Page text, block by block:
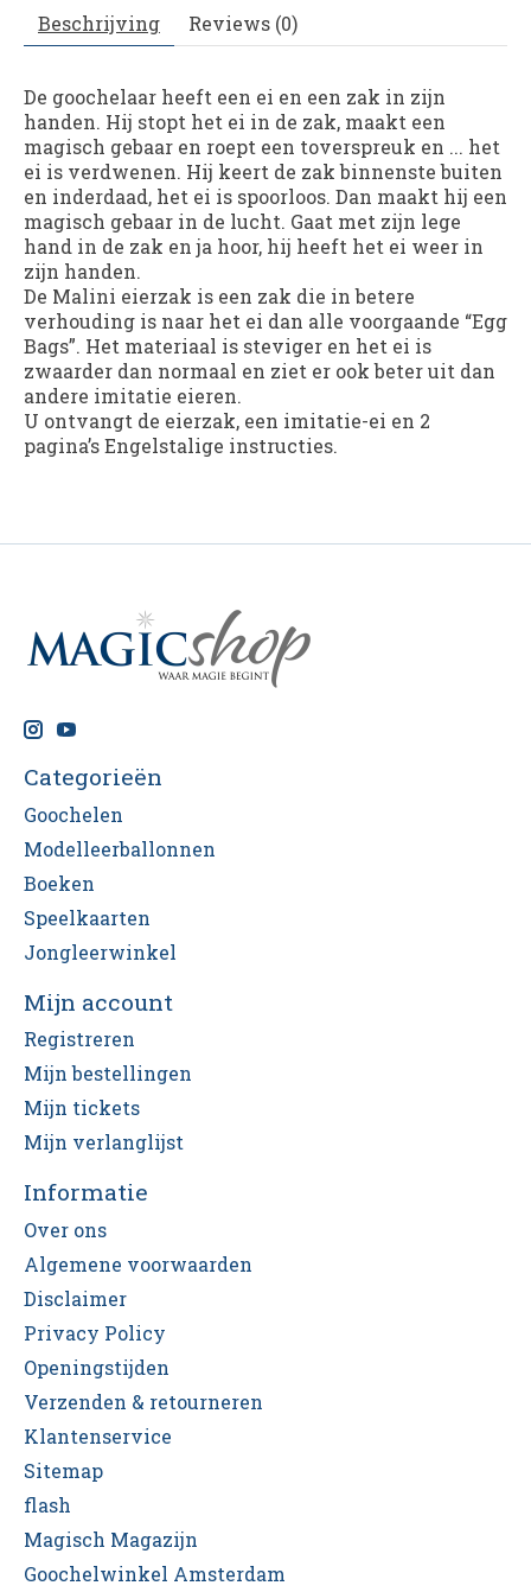
Beschrijving Reviews (0)
De goochelaar heeft een ei en een zak in zijn
handen. Hij stopt het ei in de zak, maakt een
magisch gebaar en roept een toverspreuk en ... het
ei is verdwenen. Hij keert de zak binnenste buiten
en inderdaad, het ei is spoorloos. Dan maakt hij een
magisch gebaar in de lucht. Gaat met zijn lege
hand in de zak en ja hoor, hij heeft het ei weer in
zijn handen.
De Malini eierzak is een zak die in betere
verhouding is naar het ei dan alle voorgaande “Egg
Bags”. Het materiaal is steviger en het ei is
zwaarder dan normaal en ziet er ook beter uit dan
andere imitatie eieren.
U ontvangt de eierzak, een imitatie-ei en 2
pagina’s Engelstalige instructies.
Categorieën
Goochelen
Modelleerballonnen
Boeken
Speelkaarten
Jongleerwinkel
Mijn account
Registreren
Mijn bestellingen
Mijn tickets
Mijn verlanglijst
Informatie
Over ons
Algemene voorwaarden
Disclaimer
Privacy Policy
Openingstijden
Verzenden & retourneren
Klantenservice
Sitemap
flash
Magisch Magazijn
Goochelwinkel Amsterdam